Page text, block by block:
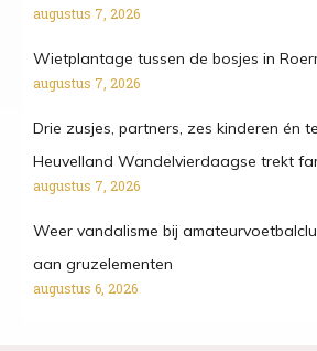
augustus 7, 2026
Wietplantage tussen de bosjes in
augustus 7, 2026
Drie zusjes, partners, zes kinderen én
Heuvelland Wandelvierdaagse trekt
augustus 7, 2026
Weer vandalisme bij
aan gruzelementen
augustus 6, 2026